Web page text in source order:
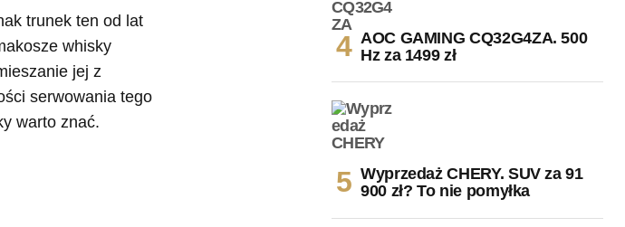
trunek ten od lat
whisky
jej z
serwowania tego
warto znać.
AOC GAMING CQ32G4ZA. 500
Hz za 1499 zł
Wyprzedaż CHERY. SUV za 91
900 zł? To nie pomyłka